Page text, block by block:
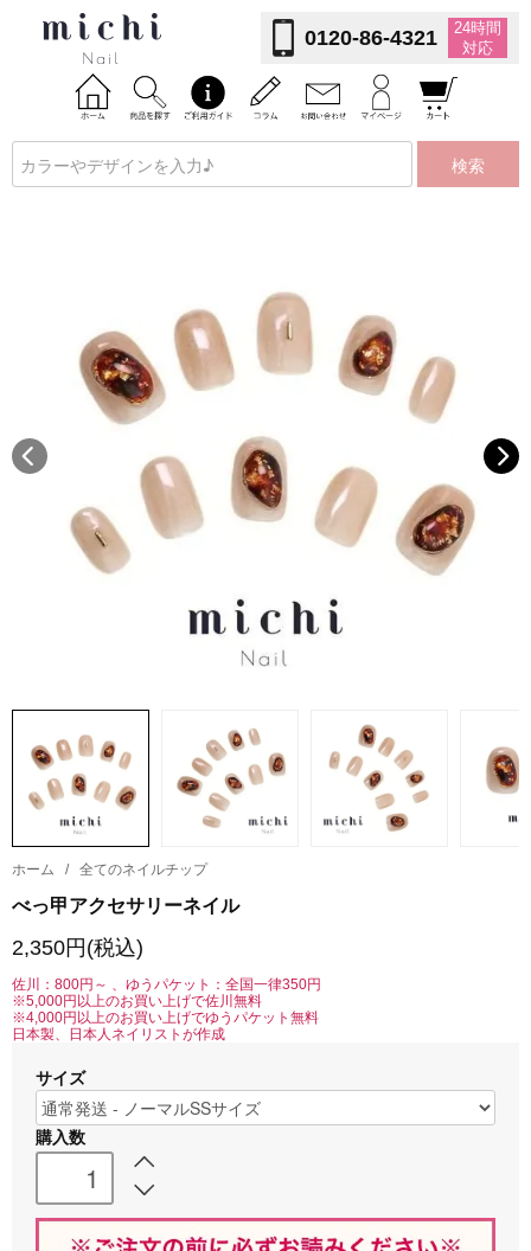
0120-86-4321
24時間
対応
検索
ホーム / 全てのネイルチップ
べっ甲アクセサリーネイル
2,350円(税込)
佐川：800円～ 、ゆうパケット：全国一律350円
※5,000円以上のお買い上げで佐川無料
※4,000円以上のお買い上げでゆうパケット無料
日本製、日本人ネイリストが作成
サイズ
購入数